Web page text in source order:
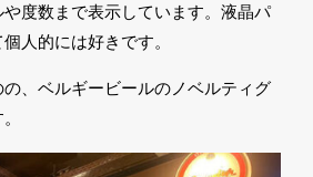
度数まで表示しています。液晶パ
人的には好きです。
、ベルギービールのノベルティグ